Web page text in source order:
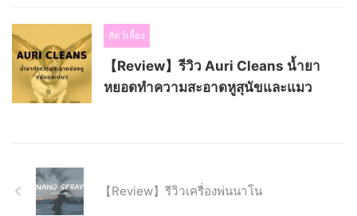
สัตว์เลี้ยง
【Review】รีวิว Auri Cleans น้ำยา
หยอดทำความสะอาดหูสุนัขและแมว
【Review】รีวิวเครื่องพ่นนาโน